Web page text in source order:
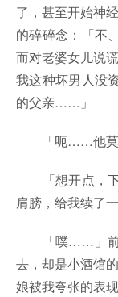
了，甚至开始神
的碎碎念：「不
而对老婆女儿说
我这种坏男人没
的父亲……」
「呃……他莫不
「想开点，下
肩膀，给我续了一
「噗……」前
去，却是小酒馆
娘被我夸张的表现